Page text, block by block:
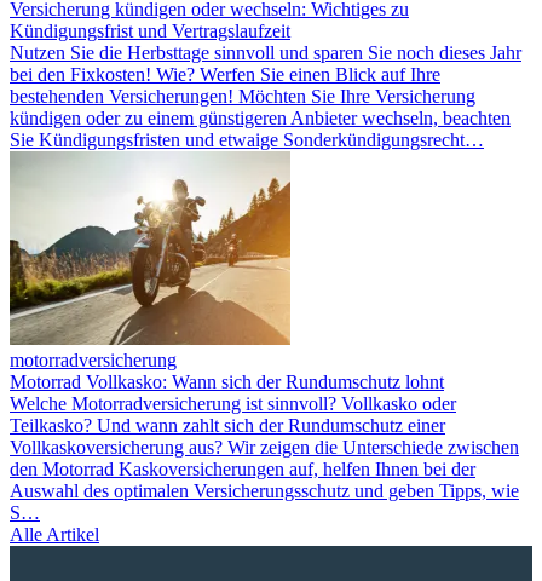
Versicherung kündigen oder wechseln: Wichtiges zu
Kündigungsfrist und Vertragslaufzeit
Nutzen Sie die Herbsttage sinnvoll und sparen Sie noch dieses Jahr
bei den Fixkosten! Wie? Werfen Sie einen Blick auf Ihre
bestehenden Versicherungen! Möchten Sie Ihre Versicherung
kündigen oder zu einem günstigeren Anbieter wechseln, beachten
Sie Kündigungsfristen und etwaige Sonderkündigungsrecht…
motorradversicherung
Motor­rad Vollkasko: Wann sich der Rundum­schutz lohnt
Welche Motorradversicherung ist sinnvoll? Vollkasko oder
Teilkasko? Und wann zahlt sich der Rundumschutz einer
Vollkaskoversicherung aus? Wir zeigen die Unterschiede zwischen
den Motorrad Kaskoversicherungen auf, helfen Ihnen bei der
Auswahl des optimalen Versicherungs­schutz und geben Tipps, wie
S…
Alle Artikel